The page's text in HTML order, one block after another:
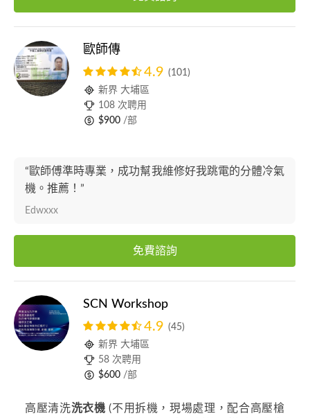
歐師傳
4.9 (101)
新界 大埔區
108 次聘用
$900 /部
“歐師傅準時專業，成功幫我維修好我跳電的分體冷氣
機。推薦！”
Edwxxx
免費諮詢
SCN Workshop
4.9 (45)
新界 大埔區
58 次聘用
$600 /部
高壓清洗洗衣機 (不用拆機，現場處理，配合高壓槍